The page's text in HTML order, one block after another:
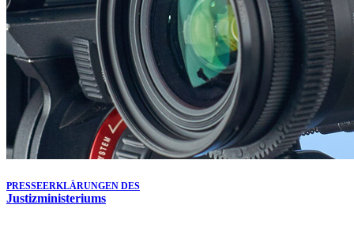
Nordrhein-Westfalen
01.07.2026
Newsletter Juli 2026
30.06.2026
288 Anwärterinnen und Anwärter des Jahrgangs 2024/2026
der Justizvollzugsschule NRW geehrt
30.06.2026
RechtSpecial - Schiedsleute helfen Streit schlichten!
PRESSEERKLÄRUNGEN DES
Justizministeriums